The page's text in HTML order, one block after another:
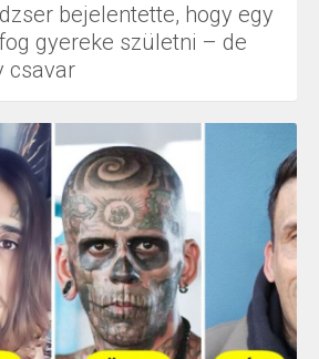
bejelentette, hogy egy
gyereke születni – de
csavar